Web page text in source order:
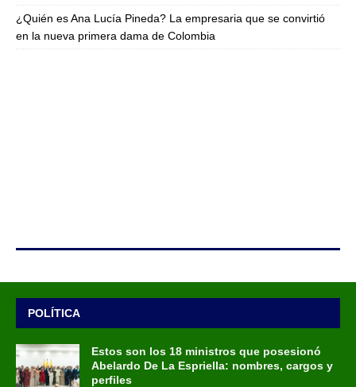
¿Quién es Ana Lucía Pineda? La empresaria que se convirtió
en la nueva primera dama de Colombia
POLÍTICA
Estos son los 18 ministros que posesionó
Abelardo De La Espriella: nombres, cargos y
perfiles